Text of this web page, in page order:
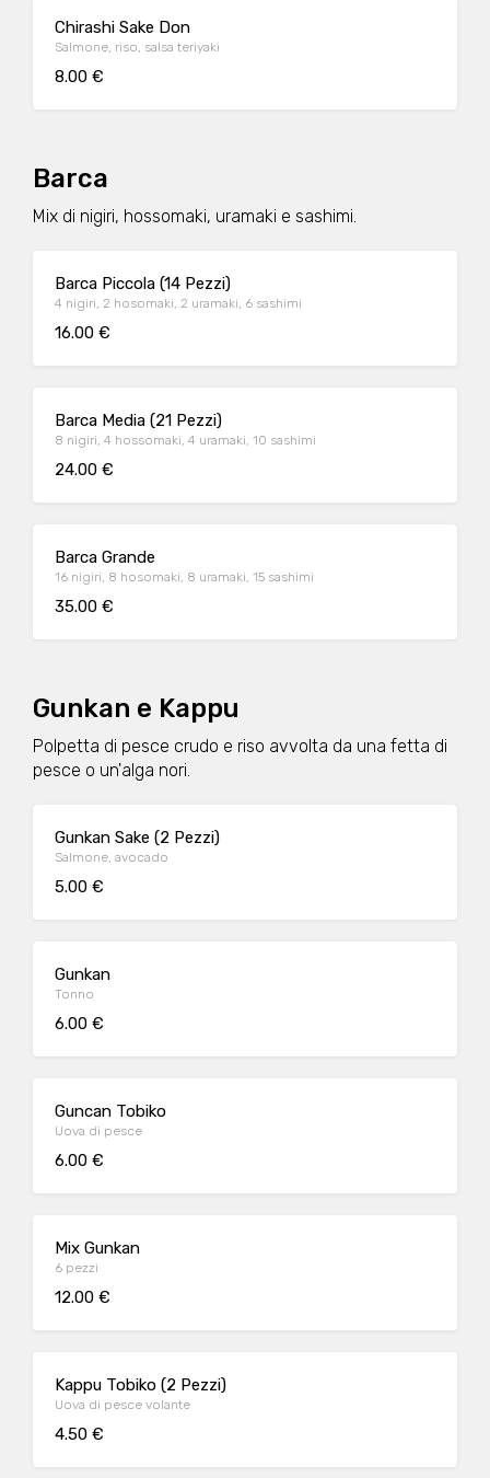
Chirashi Sake Don
Salmone, riso, salsa teriyaki
8.00 €
Barca
Mix di nigiri, hossomaki, uramaki e sashimi.
Barca Piccola (14 Pezzi)
4 nigiri, 2 hosomaki, 2 uramaki, 6 sashimi
16.00 €
Barca Media (21 Pezzi)
8 nigiri, 4 hossomaki, 4 uramaki, 10 sashimi
24.00 €
Barca Grande
16 nigiri, 8 hosomaki, 8 uramaki, 15 sashimi
35.00 €
Gunkan e Kappu
Polpetta di pesce crudo e riso avvolta da una fetta di
pesce o un'alga nori.
Gunkan Sake (2 Pezzi)
Salmone, avocado
5.00 €
Gunkan
Tonno
6.00 €
Guncan Tobiko
Uova di pesce
6.00 €
Mix Gunkan
6 pezzi
12.00 €
Kappu Tobiko (2 Pezzi)
Uova di pesce volante
4.50 €